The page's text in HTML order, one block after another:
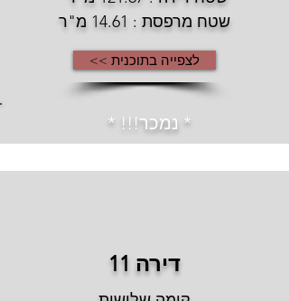
שטח מרפסת : 14.61 מ"ר
לצפייה בתוכנית >>
* נמכר!!! *
דירה 11